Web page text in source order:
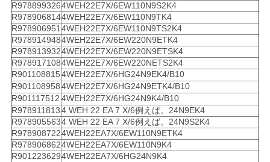
R9788993264WEH22E7X/6EW110N9S2K4
R9789068144WEH22E7X/6EW110N9TK4
R9789069514WEH22E7X/6EW110N9TS2K4
R9789149484WEH22E7X/6EW220N9ETK4
R9789139324WEH22E7X/6EW220N9ETSK4
R9789171084WEH22E7X/6EW220NETS2K4
R9011088154WEH22E7X/6HG24N9EK4/B10
R9011089584WEH22E7X/6HG24N9ETK4/B10
R901117512 4WEH22E7X/6HG24N9K4/B10
R9789118134 WEH 22 EA 7 X/6例えば。24N9EK4
R9789055634 WEH 22 EA 7 X/6例えば。24N9S2K4
R9789087224WEH22EA7X/6EW110N9ETK4
R9789068624WEH22EA7X/6EW110N9K4
R9012236294WEH22EA7X/6HG24N9K4